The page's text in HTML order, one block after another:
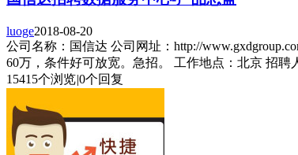
luoge2018-08-20
公司名称：国信达 公司网址：http://
60万，条件好可放宽。急招。 工作地点：北京 招聘
15415个浏览|0个回复